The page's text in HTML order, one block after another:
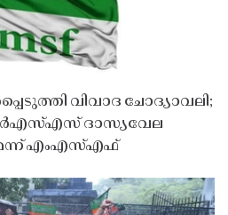
വിവാദ ചോദ്യാവലി;
ദാസ്യവേല
എംഎസ്എഫ്